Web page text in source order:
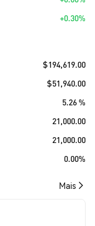
+0.30%
$194,619.00
$51,940.00
5.26 %
21,000.00
21,000.00
0.00%
Mais